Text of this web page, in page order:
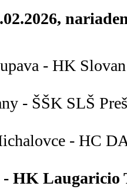
- HK
- ŠŠK
- HC
- HK